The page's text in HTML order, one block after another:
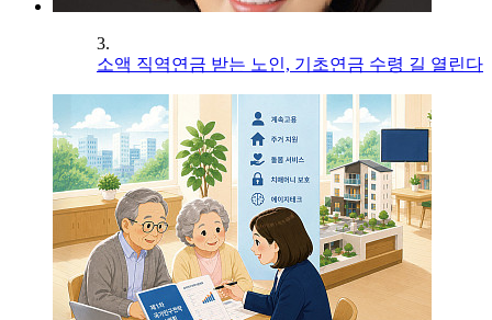
3.
소액 직역연금 받는 노인, 기초연금 수령 길 열린다